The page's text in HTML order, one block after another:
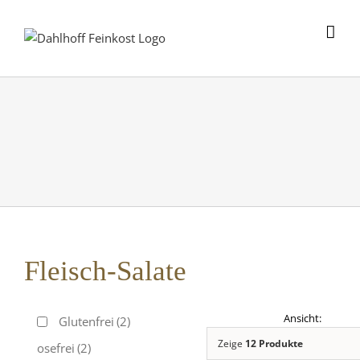
Fleisch-Salate
Glutenfrei (2)
Laktosefrei (2)
Zeige 12 Produkte